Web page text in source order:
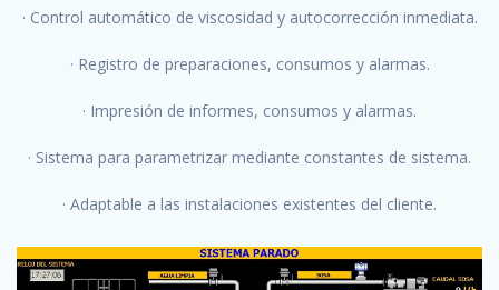
· Control automático de viscosidad y autocorrección inmediata.
· Registro de preparaciones, consumos y alarmas.
· Impresión de informes, consumos y alarmas.
· Sistema para parametrizar mediante constantes de sistema.
· Adaptable a las instalaciones existentes del cliente.